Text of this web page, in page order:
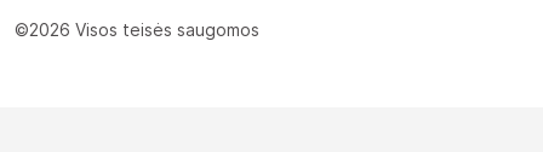
©2026 Visos teisės saugomos